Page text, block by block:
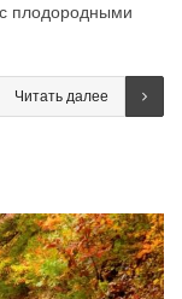
плодородными
Читать далее